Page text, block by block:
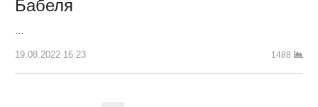
Бабеля
19.08.2022 16:23 1488